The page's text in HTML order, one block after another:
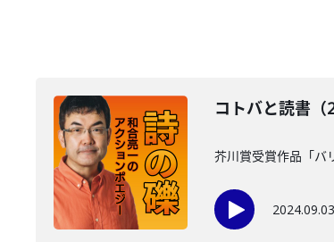
コトバと読書（
芥川賞受賞作品「バ
2024.09.03